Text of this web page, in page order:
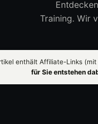
Training. Wir
enthält Affiliate-Links (mit
für Sie entstehen